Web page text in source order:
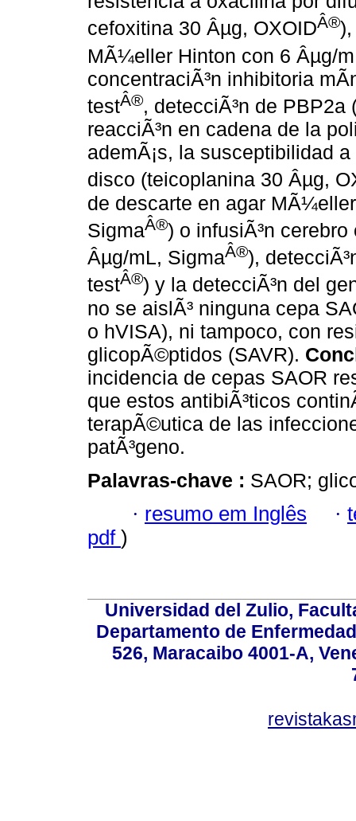
cefoxitina 30 Âµg, OXOIDÂ®
MÃ¼eller Hinton con 6 Âµg/
concentraciÃ³n inhibitoria
testÂ®, detecciÃ³n de PBP2a
reacciÃ³n en cadena de la
ademÃ¡s, la susceptibilidad
disco (teicoplanina 30 Âµg,
de descarte en agar
SigmaÂ®) o infusiÃ³n
Âµg/mL, SigmaÂ®),
testÂ®) y la detecciÃ³n del
no se aislÃ³ ninguna cepa
o hVISA), ni tampoco, con
glicopÃ©ptidos (SAVR).
incidencia de cepas SAOR
que estos antibiÃ³ticos
terapÃ©utica de las
patÃ³geno.
Palavras-chave : SAOR;
· resumo em Inglês ·
pdf )
Universidad del Zulio,
Departamento de
526, Maracaibo 4001-A,